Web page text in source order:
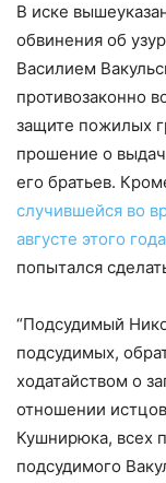
В иске
обвинения об
Василием
противозаконно
защите пожилых
прошение о
его братьев.
случившейся во
августе этого
попытался
“Подсудимый
подсудимых,
ходатайством о
отношении
Кушнирюка, всех
подсудимого